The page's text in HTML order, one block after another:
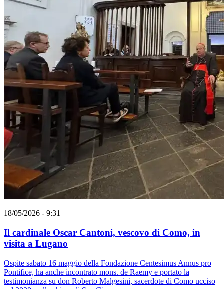
18/05/2026 - 9:31
Il cardinale Oscar Cantoni, vescovo di Como, in
visita a Lugano
Ospite sabato 16 maggio della Fondazione Centesimus Annus pro
Pontifice, ha anche incontrato mons. de Raemy e portato la
testimonianza su don Roberto Malgesini, sacerdote di Como ucciso